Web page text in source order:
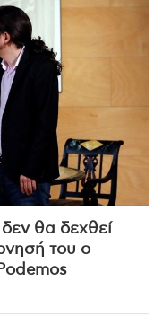
θα δεχθεί
του ο